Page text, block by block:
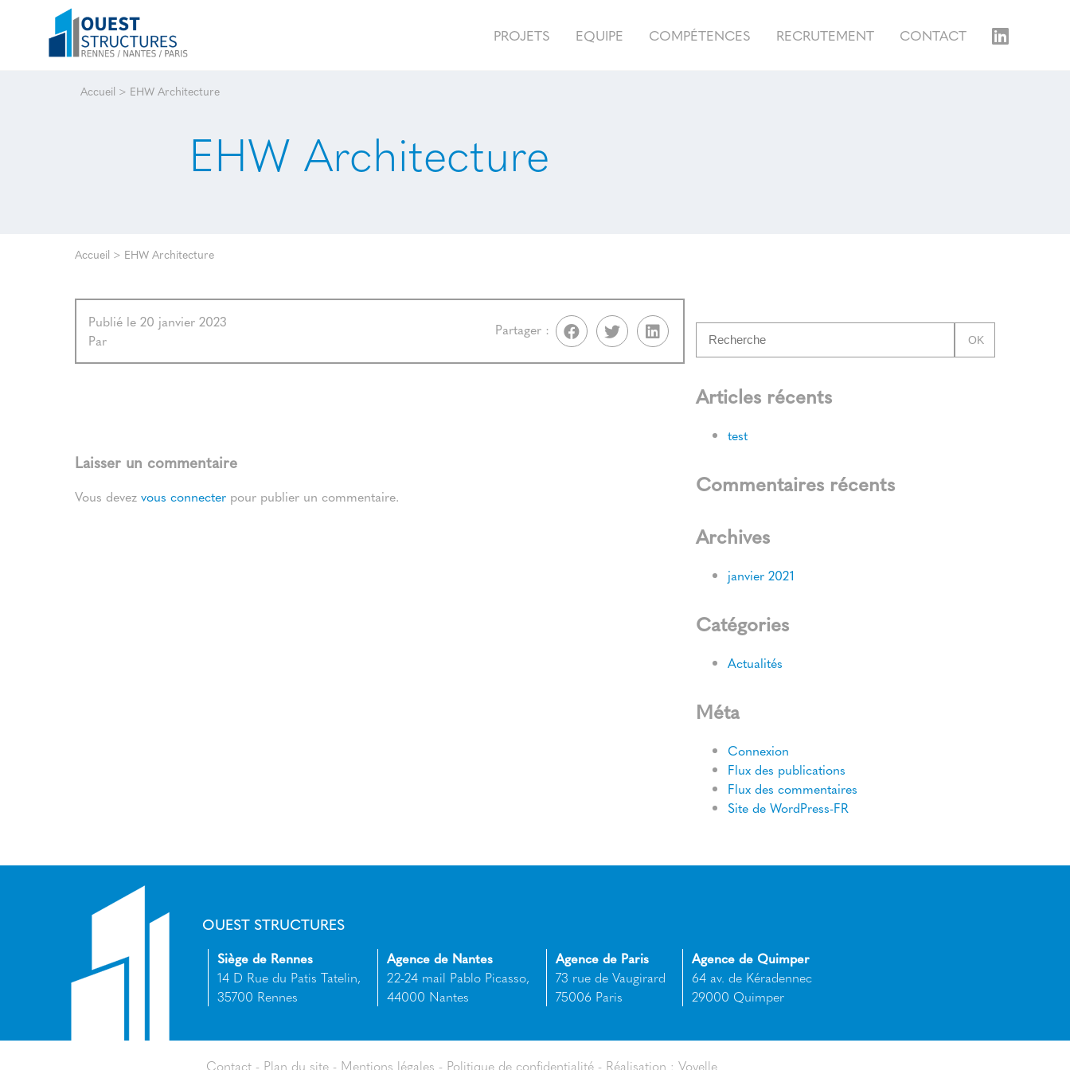
PROJETS EQUIPE COMPÉTENCES RECRUTEMENT CONTACT
Accueil > EHW Architecture
EHW Architecture
Accueil > EHW Architecture
Publié le 20 janvier 2023
Par
Partager :
Laisser un commentaire
Vous devez vous connecter pour publier un commentaire.
OK
Articles récents
test
Commentaires récents
Archives
janvier 2021
Catégories
Actualités
Méta
Connexion
Flux des publications
Flux des commentaires
Site de WordPress-FR
OUEST STRUCTURES
Siège de Rennes
14 D Rue du Patis Tatelin,
35700 Rennes
Agence de Nantes
22-24 mail Pablo Picasso,
44000 Nantes
Agence de Paris
73 rue de Vaugirard
75006 Paris
Agence de Quimper
64 av. de Kéradennec
29000 Quimper
Contact Plan du site Mentions légales Politique de confidentialité Réalisation : Voyelle